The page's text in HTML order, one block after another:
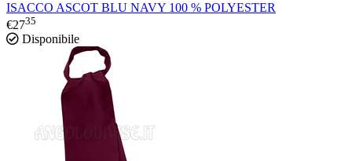
ISACCO ASCOT BLU NAVY 100 % POLYESTER
€2735
Disponibile